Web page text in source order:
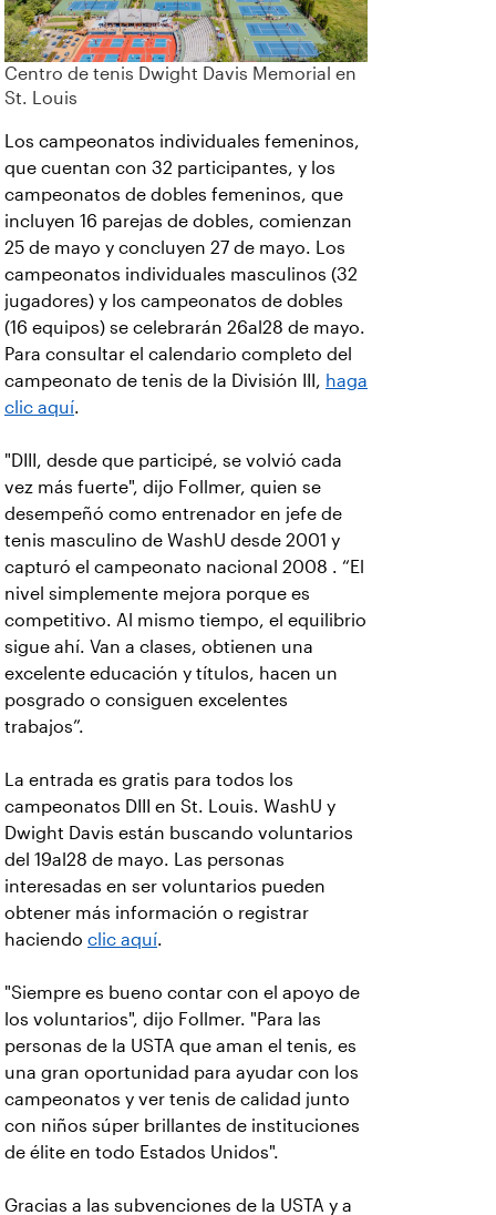
Centro de tenis Dwight Davis Memorial en
St. Louis
Los campeonatos individuales femeninos,
que cuentan con 32 participantes, y los
campeonatos de dobles femeninos, que
incluyen 16 parejas de dobles, comienzan
25 de mayo y concluyen 27 de mayo. Los
campeonatos individuales masculinos (32
jugadores) y los campeonatos de dobles
(16 equipos) se celebrarán 26al28 de mayo.
Para consultar el calendario completo del
campeonato de tenis de la División III, haga
clic aquí.
"DIII, desde que participé, se volvió cada
vez más fuerte", dijo Follmer, quien se
desempeñó como entrenador en jefe de
tenis masculino de WashU desde 2001 y
capturó el campeonato nacional 2008 . “El
nivel simplemente mejora porque es
competitivo. Al mismo tiempo, el equilibrio
sigue ahí. Van a clases, obtienen una
excelente educación y títulos, hacen un
posgrado o consiguen excelentes
trabajos”.
La entrada es gratis para todos los
campeonatos DIII en St. Louis. WashU y
Dwight Davis están buscando voluntarios
del 19al28 de mayo. Las personas
interesadas en ser voluntarios pueden
obtener más información o registrar
haciendo clic aquí.
"Siempre es bueno contar con el apoyo de
los voluntarios", dijo Follmer. "Para las
personas de la USTA que aman el tenis, es
una gran oportunidad para ayudar con los
campeonatos y ver tenis de calidad junto
con niños súper brillantes de instituciones
de élite en todo Estados Unidos".
Gracias a las subvenciones de la USTA y a